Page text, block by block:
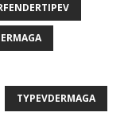
TYPEVDERMAGA